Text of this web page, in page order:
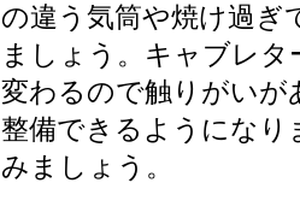
の違う気筒や焼け過ぎ
ましょう。キャブレ
変わるので触りがいが
整備できるようにな
みましょう。